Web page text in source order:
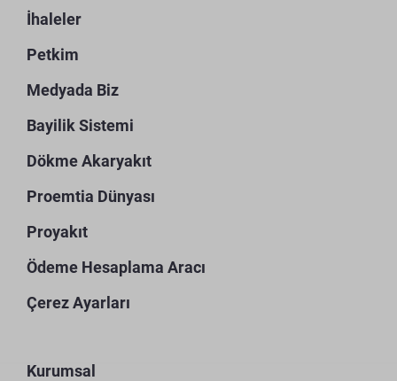
İhaleler
Petkim
Medyada Biz
Bayilik Sistemi
Dökme Akaryakıt
Proemtia Dünyası
Proyakıt
Ödeme Hesaplama Aracı
Çerez Ayarları
Kurumsal